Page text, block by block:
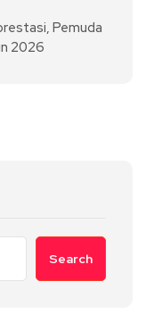
Pemuda
2026
Search